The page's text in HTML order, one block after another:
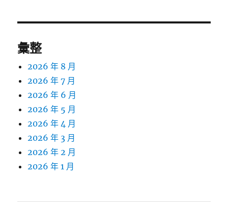
彙整
2026 年 8 月
2026 年 7 月
2026 年 6 月
2026 年 5 月
2026 年 4 月
2026 年 3 月
2026 年 2 月
2026 年 1 月